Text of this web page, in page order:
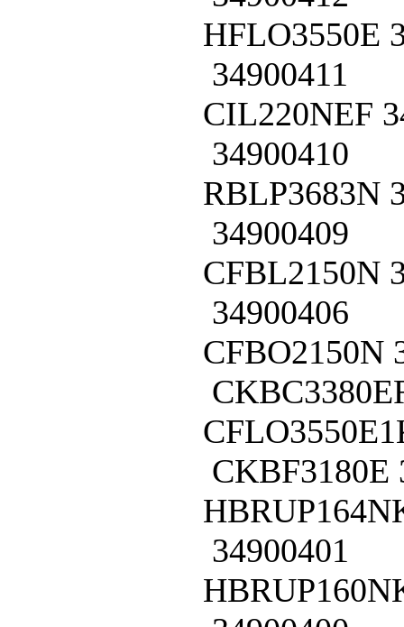
HFLO3550E
34900411
CIL220NEF
34900410
RBLP3683N
34900409
CFBL2150N
34900406
CFBO2150N
CKBF3180E
34900401